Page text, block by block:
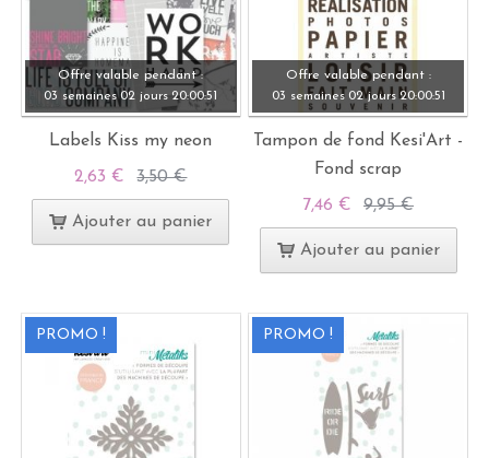
Offre valable pendant :
03 semaines 02 jours 20:00:49
Labels Kiss my neon
2,63 € 3,50 €
Ajouter au panier
Offre valable pendant :
03 semaines 02 jours 20:00:49
Tampon de fond Kesi'Art -
Fond scrap
7,46 € 9,95 €
Ajouter au panier
PROMO ! PROMO !